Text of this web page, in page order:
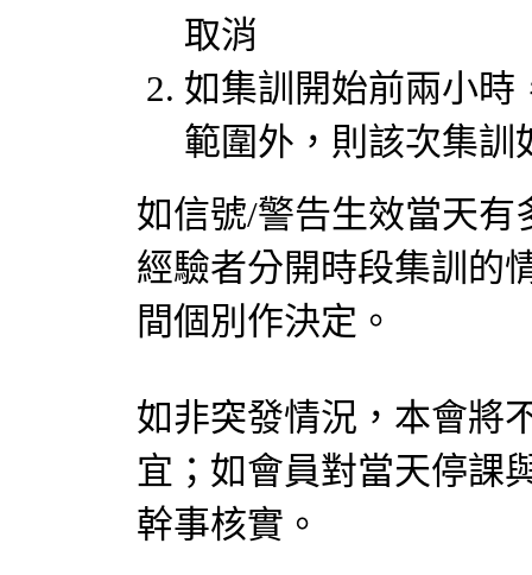
取消
如集訓開始前兩小時
範圍外，則該次集訓
如信號/警告生效當天
經驗者分開時段集訓的
間個別作決定。
如非突發情況，本會將
宜；如會員對當天停課
幹事核實。